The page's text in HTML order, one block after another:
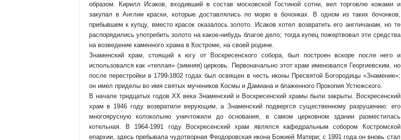
образом. Кирилл Исаков, входивший в состав московской Гостиной сотни, вел торговлю кожами и
закупал в Англии краски, которые доставлялись по морю в бочонках. В одном из таких бочонков,
прибывшем к купцу, вместо красок оказалось золото. Исаков хотел возвратить его англичанам, но те
распорядились употребить золото на какое-нибудь благое дело; тогда купец пожертвовал эти средства
на возведение каменного храма в Костроме, на своей родине.
Знаменский храм, стоящий к югу от Воскресенского собора, был построен вскоре после него и
использовался как «теплая» (зимняя) церковь. Первоначально этот храм именовался Георгиевским, но
после перестройки в 1799-1802 годах был освящен в честь иконы Пресвятой Богородицы «Знамение»;
он имел приделы во имя святых мучеников Космы и Дамиана и блаженного Прокопия Устюжского.
В начале тридцатых годов ХХ века Знаменский и Воскресенский храмы были закрыты. Воскресенский
храм в 1946 году возвратили верующим, а Знаменский подвергся существенному разрушению: его
многоярусную колокольню уничтожили до основания, в самом церковном здании разместилась
котельная. В 1964-1991 году Воскресенский храм являлся кафедральным собором Костромской
епархии, здесь пребывала чудотворная Феодоровская икона Божией Матери; с 1991 года он вновь стал